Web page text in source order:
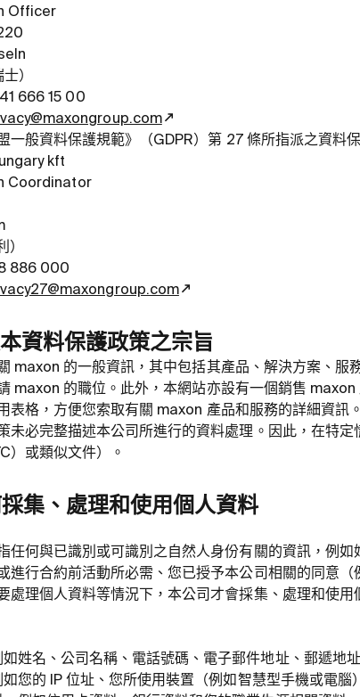
Officer
）
666 15 00
一般資料保護規範》（GDPR）第 27 條所指派之資料
kft
Coordinator
）
886 000
資料保護政策之宗旨
maxon 的一般資訊，其中包括其產品、解決方案、服
maxon 的職位。此外，本網站亦設有一個銷售 maxon
表格，方便您索取有關 maxon 產品和服務的詳細資訊。
未必完整描述本公司所進行的資料處理。因此，在特
）或類似文件）。
集、處理和使用個人資料
任何與已識別或可識別之自然人身份有關的資訊，例
進行合約前活動所必需、您已授予本公司相關的同意
處理個人資料等情況下，本公司才會採集、處理和使用
姓名、公司名稱、電話號碼、電子郵件地址、郵遞地址
您的 IP 位址、您所使用裝置（例如智慧型手機或電